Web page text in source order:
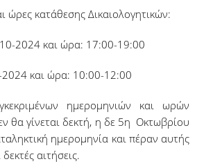
Ηλεκτρονικής Αίτησης
Αποτελέσματα
Στέγασης
Εστιατόριο
ώρες κατάθεσης Δικαιολογητικών:
2024 και ώρα: 17:00-19:00
και ώρα: 10:00-12:00
ημερομηνιών και ωρών
θα γίνεται δεκτή, η δε 5η Οκτωβρίου
ημερομηνία και πέραν αυτής
αιτήσεις.